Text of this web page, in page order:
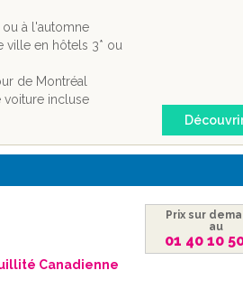
à l'automne
ville en hôtels 3* ou
de Montréal
voiture incluse
Canadienne
Prix sur
au
01 40 10